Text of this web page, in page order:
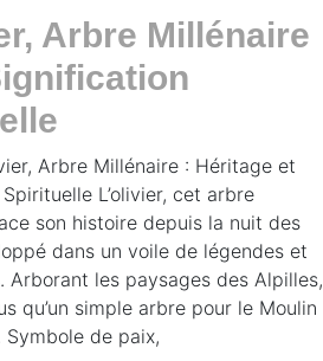
Arbre Millénaire
Arbre Millénaire : Héritage et
L’olivier, cet arbre
son histoire depuis la nuit des
dans un voile de légendes et
Arborant les paysages des Alpilles,
qu’un simple arbre pour le Moulin
Symbole de paix,